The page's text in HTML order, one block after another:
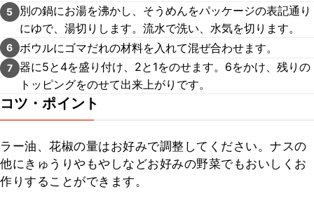
5
別の鍋にお湯を沸かし、そうめんをパッケージの表記通り
にゆで、湯切りします。流水で洗い、水気を切ります。
6 ボウルにゴマだれの材料を入れて混ぜ合わせます。
7 器に5と4を盛り付け、2と1をのせます。6をかけ、残りの
トッピングをのせて出来上がりです。
コツ・ポイント
ラー油、花椒の量はお好みで調整してください。ナスの
他にきゅうりやもやしなどお好みの野菜でもおいしくお
作りすることができます。